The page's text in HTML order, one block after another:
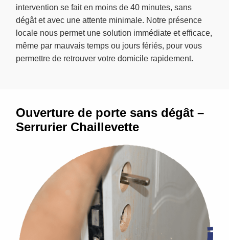
intervention se fait en moins de 40 minutes, sans
dégât et avec une attente minimale. Notre présence
locale nous permet une solution immédiate et efficace,
même par mauvais temps ou jours fériés, pour vous
permettre de retrouver votre domicile rapidement.
Ouverture de porte sans dégât –
Serrurier Chaillevette